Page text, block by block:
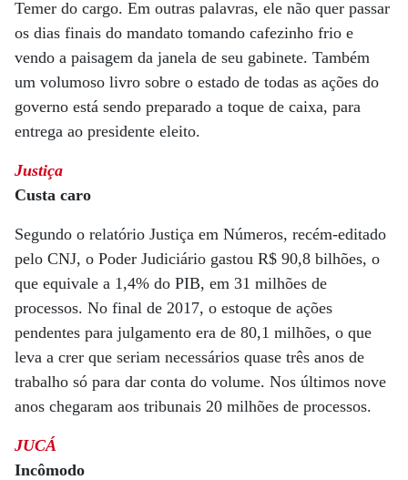
Temer do cargo. Em outras palavras, ele não quer passar
os dias finais do mandato tomando cafezinho frio e
vendo a paisagem da janela de seu gabinete. Também
um volumoso livro sobre o estado de todas as ações do
governo está sendo preparado a toque de caixa, para
entrega ao presidente eleito.
Justiça
Custa caro
Segundo o relatório Justiça em Números, recém-editado
pelo CNJ, o Poder Judiciário gastou R$ 90,8 bilhões, o
que equivale a 1,4% do PIB, em 31 milhões de
processos. No final de 2017, o estoque de ações
pendentes para julgamento era de 80,1 milhões, o que
leva a crer que seriam necessários quase três anos de
trabalho só para dar conta do volume. Nos últimos nove
anos chegaram aos tribunais 20 milhões de processos.
JUCÁ
Incômodo